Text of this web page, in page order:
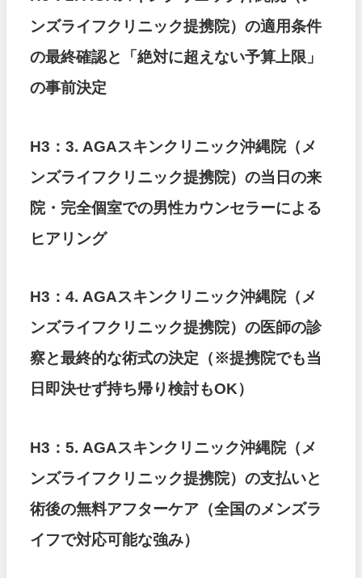
ンズライフクリニック提携院）の適用条件
の最終確認と「絶対に超えない予算上限」
の事前決定
H3：3. AGAスキンクリニック沖縄院（メ
ンズライフクリニック提携院）の当日の来
院・完全個室での男性カウンセラーによる
ヒアリング
H3：4. AGAスキンクリニック沖縄院（メ
ンズライフクリニック提携院）の医師の診
察と最終的な術式の決定（※提携院でも当
日即決せず持ち帰り検討もOK）
H3：5. AGAスキンクリニック沖縄院（メ
ンズライフクリニック提携院）の支払いと
術後の無料アフターケア（全国のメンズラ
イフで対応可能な強み）